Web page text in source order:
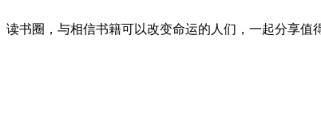
读书圈，与相信书籍可以改变命运的人们，一起分享值